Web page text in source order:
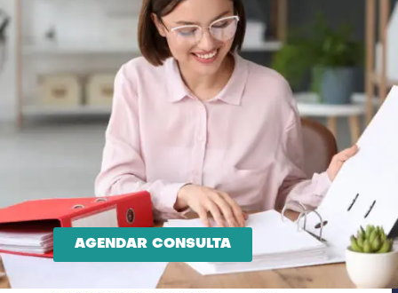
AGENDAR CONSULTA